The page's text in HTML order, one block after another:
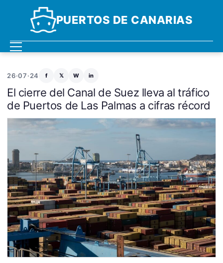
PUERTOS DE CANARIAS
26·07·24 f 𝕏 W in
El cierre del Canal de Suez lleva al tráfico
de Puertos de Las Palmas a cifras récord